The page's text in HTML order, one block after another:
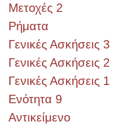
Μετοχές 2
Ρήματα
Γενικές Ασκήσεις 3
Γενικές Ασκήσεις 2
Γενικές Ασκήσεις 1
Ενότητα 9
Αντικείμενο